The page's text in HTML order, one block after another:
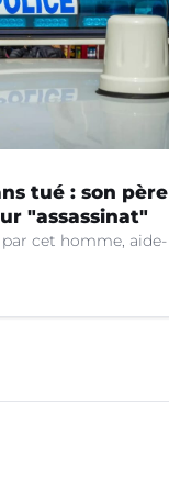
tué : son père
"assassinat"
cet homme, aide-